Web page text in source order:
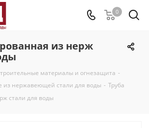
0
из нерж
материалы и огнезащита -
из нержавеющей стали для воды - Труба
стали для воды